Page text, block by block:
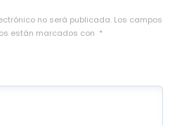
no será publicada. Los campos
están marcados con *